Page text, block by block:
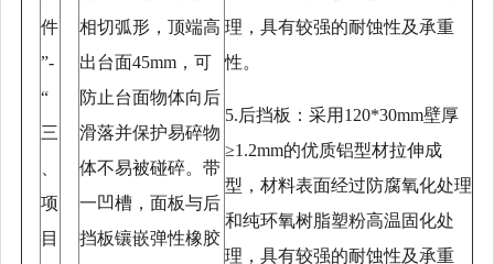
件
”-
“
三
项
目
相切弧形，顶端高
出台面45mm，可
防止台面物体向后
滑落并保护易碎物
体不易被碰碎。带
一凹槽，面板与后
挡板镶嵌弹性橡胶
理，具有较强的耐蚀性及承重
性。
5.后挡板：采用120*30mm壁厚
≥1.2mm的优质铝型材拉伸成
型，材料表面经过防腐氧化处理
和纯环氧树脂塑粉高温固化处
理，具有较强的耐蚀性及承重